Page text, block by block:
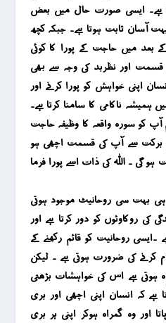
ہے۔ ایسی صورت حال میں بعض
آسان ثابت ہوتا ہے۔ جبکہ کچھ
بعد میں حاجت کے پورا کا کوئی
قسمت اور نظربد کی وجہ سے بھی
اپنی خواہش کو پورا کرنے اور
ہمیشہ ناکامی کا سامنا کرتا ہے۔
کو سورہ واقعہ کا وظیفہ حاجت
برکت سے آپ کی قسمت اچھی ہو
گی ۔ اللہ کی ذات اسے پورا فرما
بہت سی روحانیٹ موجود ہوتی
روکاوٹوں کو دور کرتا ہے اور
روحانیت کو قائم رکھنے کے
کرنے کی ضرورت ہوتی ہے ۔ لیکن
ہوتی ہے اس کی خواہشات بڑھتی
ہے کہ انسان اپنی اچھی اور بری
اور وہ گمراہ ہوکر اپنی ہر بری